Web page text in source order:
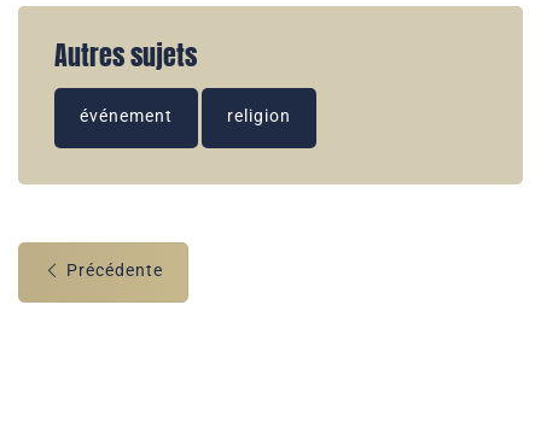
Autres sujets
événement religion
Précédente